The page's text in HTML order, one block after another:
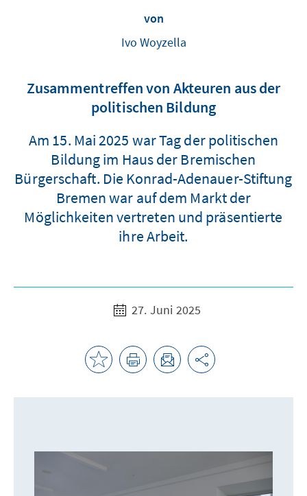
von
Ivo Woyzella
Zusammentreffen von Akteuren aus der
politischen Bildung
Am 15. Mai 2025 war Tag der politischen
Bildung im Haus der Bremischen
Bürgerschaft. Die Konrad-Adenauer-Stiftung
Bremen war auf dem Markt der
Möglichkeiten vertreten und präsentierte
ihre Arbeit.
27. Juni 2025